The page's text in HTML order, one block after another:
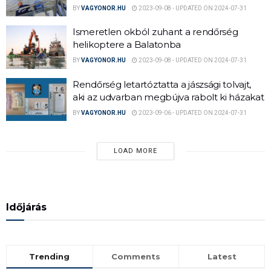
BYVAGYONOR.HU 2023-09-08 - UPDATED ON 2024-07-31
Ismeretlen okból zuhant a rendőrség
helikoptere a Balatonba
BYVAGYONOR.HU 2023-09-08 - UPDATED ON 2024-07-31
Rendőrség letartóztatta a jászsági tolvajt,
aki az udvarban megbújva rabolt ki házakat
BYVAGYONOR.HU 2023-09-06 - UPDATED ON 2024-07-31
LOAD MORE
Időjárás
Trending Comments Latest